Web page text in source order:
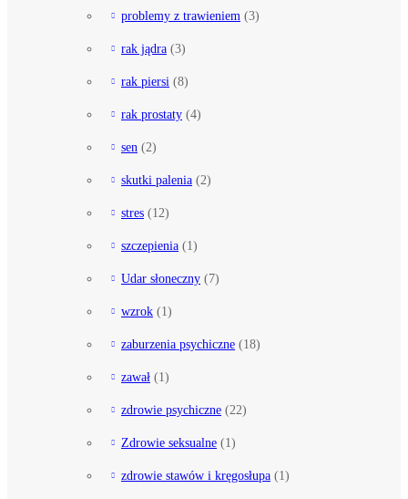
problemy z trawieniem (3)
rak jądra (3)
rak piersi (8)
rak prostaty (4)
sen (2)
skutki palenia (2)
stres (12)
szczepienia (1)
Udar słoneczny (7)
wzrok (1)
zaburzenia psychiczne (18)
zawał (1)
zdrowie psychiczne (22)
Zdrowie seksualne (1)
zdrowie stawów i kręgosłupa (1)